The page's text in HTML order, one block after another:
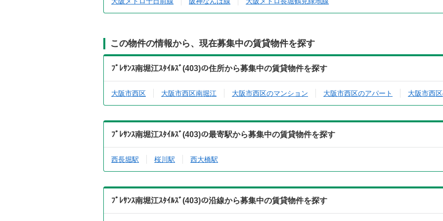
この物件の情報から、現在募集中の賃貸物件を探す
ﾌﾟﾚｻﾝｽ南堀江ｽﾀｲﾙｽﾞ(403)の住所から募集中の賃貸物件を探す
大阪市西区 大阪市西区南堀江 大阪市西区のマンション 大阪市西区のアパート 大阪市西
ﾌﾟﾚｻﾝｽ南堀江ｽﾀｲﾙｽﾞ(403)の最寄駅から募集中の賃貸物件を探す
西長堀駅 桜川駅 西大橋駅
ﾌﾟﾚｻﾝｽ南堀江ｽﾀｲﾙｽﾞ(403)の沿線から募集中の賃貸物件を探す